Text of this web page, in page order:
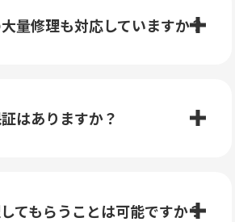
量修理も対応していますか？
はありますか？
てもらうことは可能ですか？